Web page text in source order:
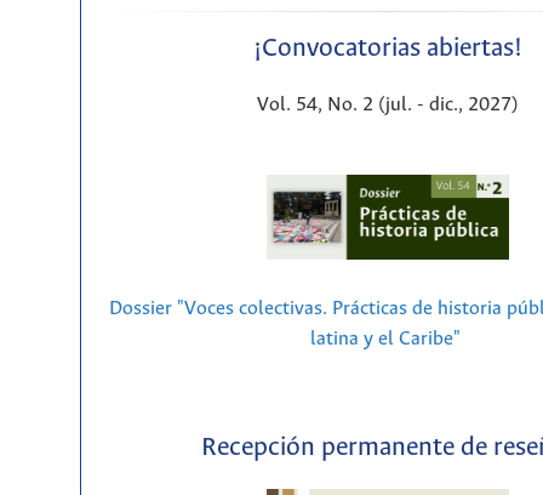
¡Convocatorias abiertas!
Vol. 54, No. 2 (jul. - dic., 2027)
Dossier "Voces colectivas. Prácticas de historia
latina y el Caribe"
Recepción permanente de